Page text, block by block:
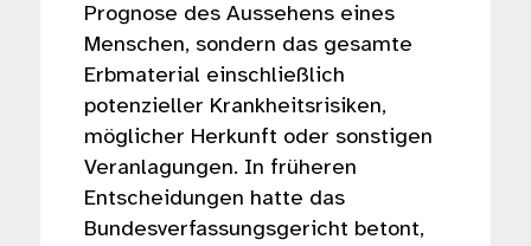
Prognose des Aussehens eines
Menschen, sondern das gesamte
Erbmaterial einschließlich
potenzieller Krankheitsrisiken,
möglicher Herkunft oder sonstigen
Veranlagungen. In früheren
Entscheidungen hatte das
Bundesverfassungsgericht betont,